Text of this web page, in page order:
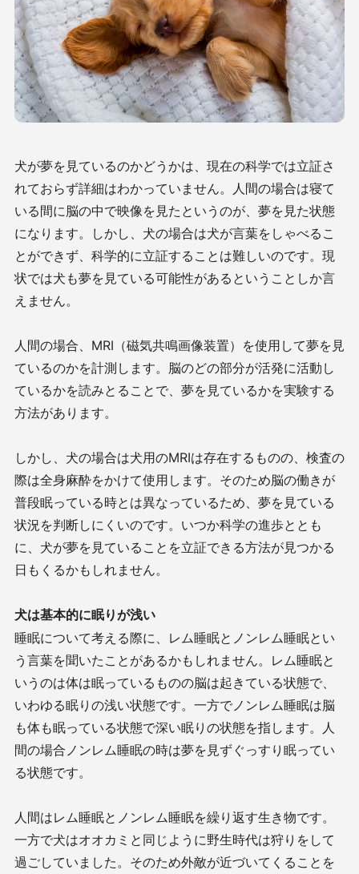
犬が夢を見ているのかどうかは、現在の科学では立証さ
れておらず詳細はわかっていません。人間の場合は寝て
いる間に脳の中で映像を見たというのが、夢を見た状態
になります。しかし、犬の場合は犬が言葉をしゃべるこ
とができず、科学的に立証することは難しいのです。現
状では犬も夢を見ている可能性があるということしか言
えません。
人間の場合、MRI（磁気共鳴画像装置）を使用して夢を見
ているのかを計測します。脳のどの部分が活発に活動し
ているかを読みとることで、夢を見ているかを実験する
方法があります。
しかし、犬の場合は犬用のMRIは存在するものの、検査の
際は全身麻酔をかけて使用します。そのため脳の働きが
普段眠っている時とは異なっているため、夢を見ている
状況を判断しにくいのです。いつか科学の進歩ととも
に、犬が夢を見ていることを立証できる方法が見つかる
日もくるかもしれません。
犬は基本的に眠りが浅い
睡眠について考える際に、レム睡眠とノンレム睡眠とい
う言葉を聞いたことがあるかもしれません。レム睡眠と
いうのは体は眠っているものの脳は起きている状態で、
いわゆる眠りの浅い状態です。一方でノンレム睡眠は脳
も体も眠っている状態で深い眠りの状態を指します。人
間の場合ノンレム睡眠の時は夢を見ずぐっすり眠ってい
る状態です。
人間はレム睡眠とノンレム睡眠を繰り返す生き物です。
一方で犬はオオカミと同じように野生時代は狩りをして
過ごしていました。そのため外敵が近づいてくることを